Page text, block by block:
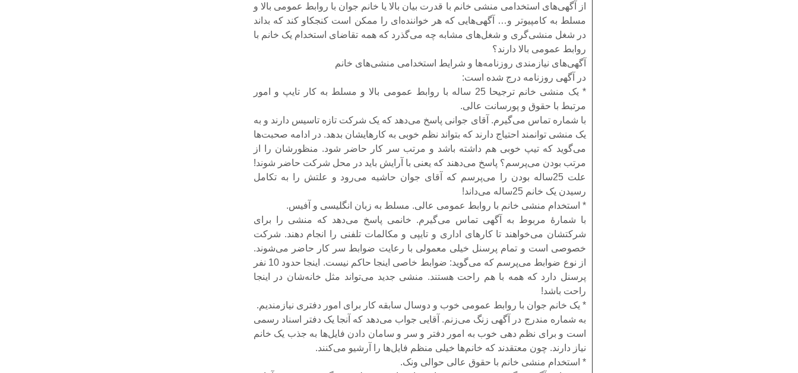
از آگهی‌های استخدامی منشی خانم با قدرت بیان بالا یا خانم جوان با روابط عمومی بالا و
مسلط به کامپیو‌تر و… آگهی‌هایی که هر خواننده‌ای را ممکن است کنجکاو کند که بداند
در شغل منشی‌گری و شغل‌های مشابه چه می‌گذرد که همه تقاضای استخدام یک خانم با
روابط عمومی بالا دارند؟
آگهی‌های نیازمندی روزنامه‌ها و شرایط استخدامی منشی‌های خانم
در آگهی روزنامه درج شده است:
* یک منشی خانم ترجیحا 25 ساله با روابط عمومی بالا و مسلط به کار تایپ و امور
مرتبط با حقوق و پورسانت عالی.
با شماره تماس می‌گیرم. آقای جوانی پاسخ می‌دهد که یک شرکت تازه تاسیس دارند و به
یک منشی توانمند احتیاج دارند که بتواند نظم خوبی به کار‌هایشان بدهد. در ادامه صحبت‌ها
می‌گوید که تیپ خوبی هم داشته باشد و مرتب سر کار حاضر شود. منظورشان را از
مرتب بودن می‌پرسم؟ پاسخ می‌دهند که یعنی با آرایش باید در محل شرکت حاضر شوند!
علت 25ساله بودن را می‌پرسم که آقای جوان حاشیه می‌رود و علتش را به تکامل
رسیدن یک خانم 25ساله می‌داند!
* استخدام منشی خانم با روابط عمومی عالی. مسلط به زبان انگلیسی و آفیس.
با شمارهٔ مربوط به آگهی تماس می‌گیرم. خانمی پاسخ می‌دهد که منشی را برای
شرکتشان می‌خواهند تا کارهای اداری و تایپی و مکالمات تلفنی را انجام دهند. شرکت
خصوصی است و تمام پرسنل خیلی معمولی با رعایت ضوابط سر کار حاضر می‌شوند.
از نوع ضوابط می‌پرسم که می‌گوید: ضوابط خاصی اینجا حاکم نیست. اینجا حدود 10 نفر
پرسنل دارد که همه با هم راحت هستند. منشی جدید می‌تواند مثل خانه‌شان در اینجا
راحت باشد!
* یک خانم جوان با روابط عمومی خوب و دوسال سابقه کار برای امور دفتری نیازمندیم.
به شماره مندرج در آگهی زنگ می‌زنم. آقایی جواب می‌دهد که آنجا یک دفتر اسناد رسمی
است و برای نظم دهی خوب به امور دفتر و سر و سامان دادن فایل‌ها به جذب یک خانم
نیاز دارند. چون معتقدند که خانم‌ها خیلی منظم فایل‌ها را آرشیو می‌کنند.
* استخدام منشی خانم با حقوق عالی حوالی ونک.